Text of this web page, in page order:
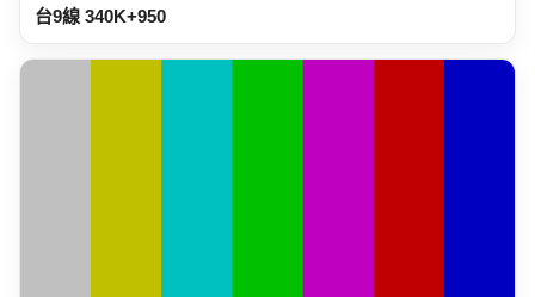
台9線 340K+950